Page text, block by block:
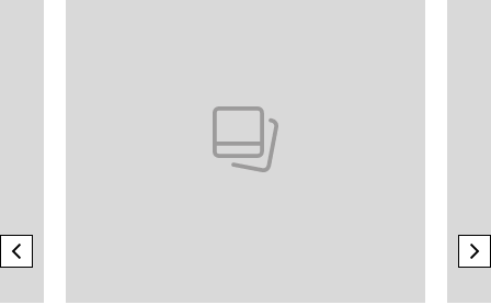
previous element